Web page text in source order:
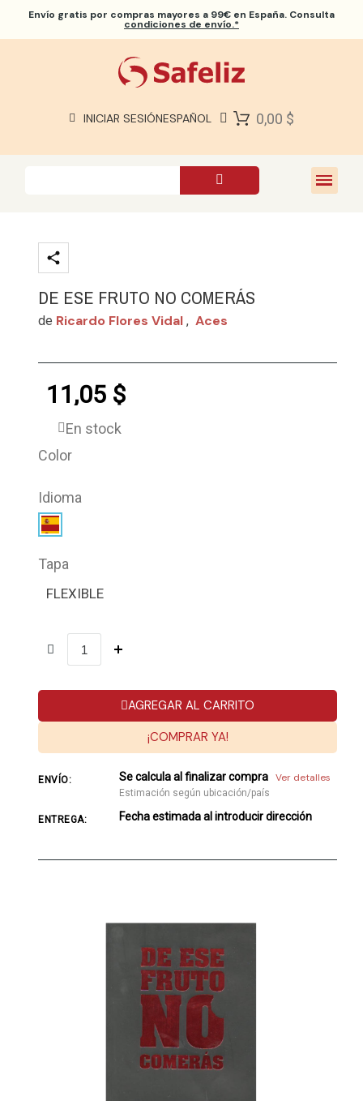
Envío gratis por compras mayores a 99€ en España. Consulta
condiciones de envío.*
INICIAR SESIÓNESPAÑOL 0,00 $
DE ESE FRUTO NO COMERÁS
de Ricardo Flores Vidal , Aces
11,05 $
En stock
Color
Idioma
Tapa
FLEXIBLE
AGREGAR AL CARRITO
¡COMPRAR YA!
ENVÍO: Se calcula al finalizar compra Ver detalles
Estimación según ubicación/país
ENTREGA: Fecha estimada al introducir dirección